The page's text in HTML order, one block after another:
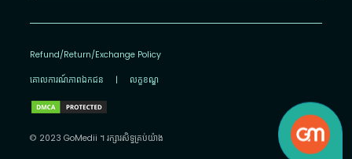
Refund/Return/Exchange Policy
គោលការណ៍​ភាព​ឯកជន | លក្ខខណ្ឌ
© 2023 GoMedii ។ រក្សា​រ​សិទ្ធ​គ្រប់យ៉ាង